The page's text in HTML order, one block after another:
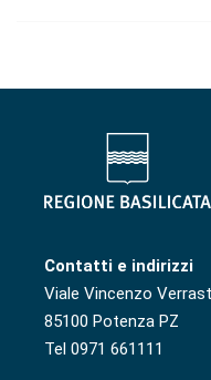
Contatti e indirizzi
Viale Vincenzo
85100 Potenza PZ
Tel 0971 661111